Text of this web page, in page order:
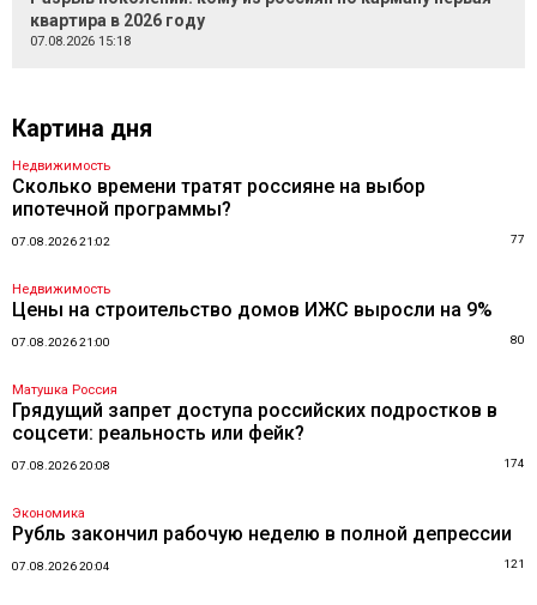
квартира в 2026 году
07.08.2026 15:18
Картина дня
Недвижимость
Сколько времени тратят россияне на выбор
ипотечной программы?
07.08.2026 21:02 77
Недвижимость
Цены на строительство домов ИЖС выросли на 9%
07.08.2026 21:00 80
Матушка Россия
Грядущий запрет доступа российских подростков в
соцсети: реальность или фейк?
07.08.2026 20:08 174
Экономика
Рубль закончил рабочую неделю в полной депрессии
07.08.2026 20:04 121